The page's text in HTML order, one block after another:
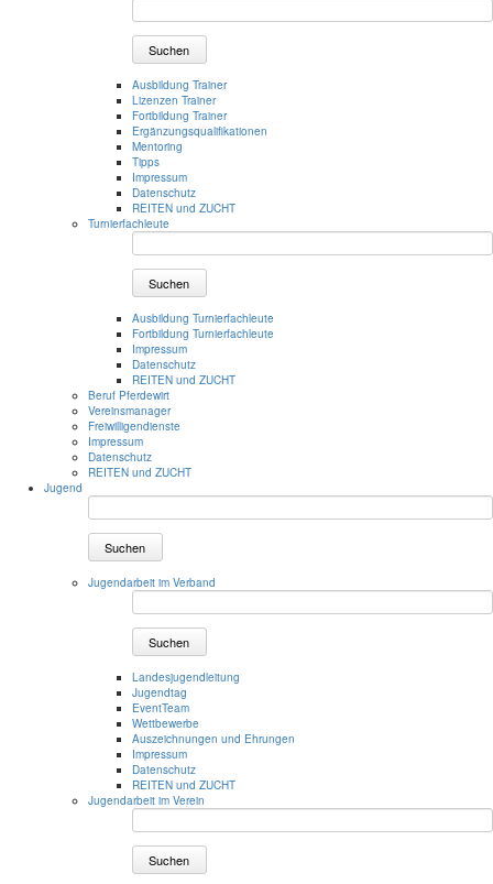
Suchen
Ausbildung Trainer
Lizenzen Trainer
Fortbildung Trainer
Ergänzungsqualifikationen
Mentoring
Tipps
Impressum
Datenschutz
REITEN und ZUCHT
Turnierfachleute
Suchen
Ausbildung Turnierfachleute
Fortbildung Turnierfachleute
Impressum
Datenschutz
REITEN und ZUCHT
Beruf Pferdewirt
Vereinsmanager
Freiwilligendienste
Impressum
Datenschutz
REITEN und ZUCHT
Jugend
Suchen
Jugendarbeit im Verband
Suchen
Landesjugendleitung
Jugendtag
EventTeam
Wettbewerbe
Auszeichnungen und Ehrungen
Impressum
Datenschutz
REITEN und ZUCHT
Jugendarbeit im Verein
Suchen